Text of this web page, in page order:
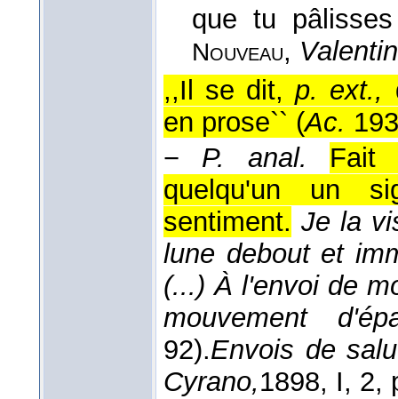
que tu
Nouveau,
,,Il se dit,p. ext.,
en prose`` (Ac.
− P. anal.
Fait
quelqu'un un
sentiment. Je la
lune debout et
(...) À l'envoi de
mouvement
92).Envois de
Cyrano,1898, I, 2,